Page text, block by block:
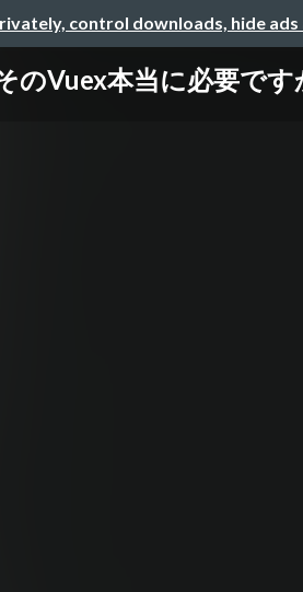
control downloads, hide
のVuex本当に必要です